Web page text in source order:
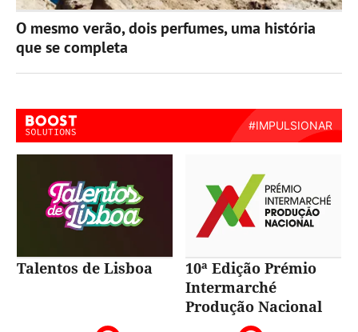
O mesmo verão, dois perfumes, uma história
que se completa
Talentos de Lisboa
10ª Edição Prémio
Intermarché
Produção Nacional